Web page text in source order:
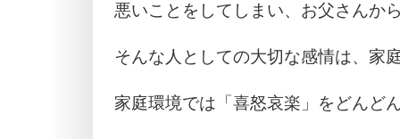
悪いことをしてしまい、お父さんか
そんな人としての大切な感情は、家
家庭環境では「喜怒哀楽」をどんど